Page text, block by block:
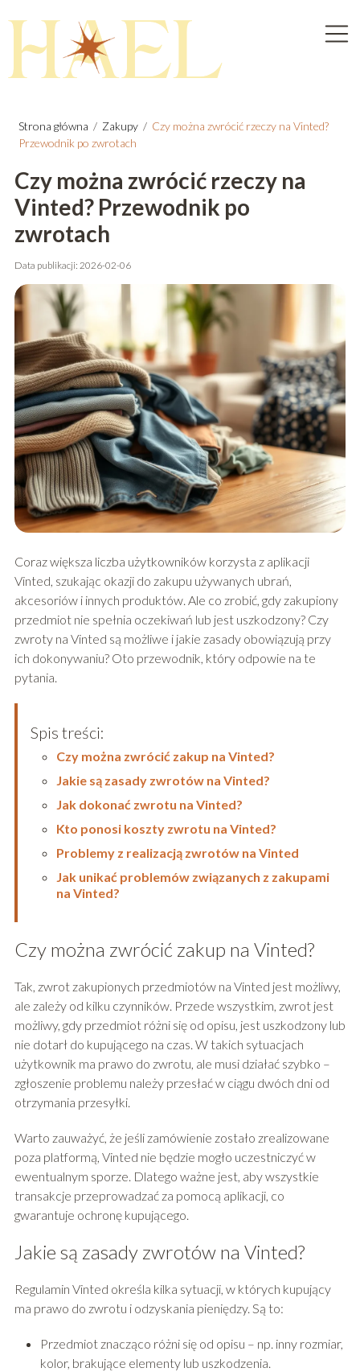
Strona główna / Zakupy / Czy można zwrócić rzeczy na Vinted?
Przewodnik po zwrotach
Czy można zwrócić rzeczy na
Vinted? Przewodnik po
zwrotach
Data publikacji: 2026-02-06
Coraz większa liczba użytkowników korzysta z aplikacji
Vinted, szukając okazji do zakupu używanych ubrań,
akcesoriów i innych produktów. Ale co zrobić, gdy zakupiony
przedmiot nie spełnia oczekiwań lub jest uszkodzony? Czy
zwroty na Vinted są możliwe i jakie zasady obowiązują przy
ich dokonywaniu? Oto przewodnik, który odpowie na te
pytania.
Spis treści:
Czy można zwrócić zakup na Vinted?
Jakie są zasady zwrotów na Vinted?
Jak dokonać zwrotu na Vinted?
Kto ponosi koszty zwrotu na Vinted?
Problemy z realizacją zwrotów na Vinted
Jak unikać problemów związanych z zakupami
na Vinted?
Czy można zwrócić zakup na Vinted?
Tak, zwrot zakupionych przedmiotów na Vinted jest możliwy,
ale zależy od kilku czynników. Przede wszystkim, zwrot jest
możliwy, gdy przedmiot różni się od opisu, jest uszkodzony lub
nie dotarł do kupującego na czas. W takich sytuacjach
użytkownik ma prawo do zwrotu, ale musi działać szybko –
zgłoszenie problemu należy przesłać w ciągu dwóch dni od
otrzymania przesyłki.
Warto zauważyć, że jeśli zamówienie zostało zrealizowane
poza platformą, Vinted nie będzie mogło uczestniczyć w
ewentualnym sporze. Dlatego ważne jest, aby wszystkie
transakcje przeprowadzać za pomocą aplikacji, co
gwarantuje ochronę kupującego.
Jakie są zasady zwrotów na Vinted?
Regulamin Vinted określa kilka sytuacji, w których kupujący
ma prawo do zwrotu i odzyskania pieniędzy. Są to:
Przedmiot znacząco różni się od opisu – np. inny rozmiar,
kolor, brakujące elementy lub uszkodzenia.